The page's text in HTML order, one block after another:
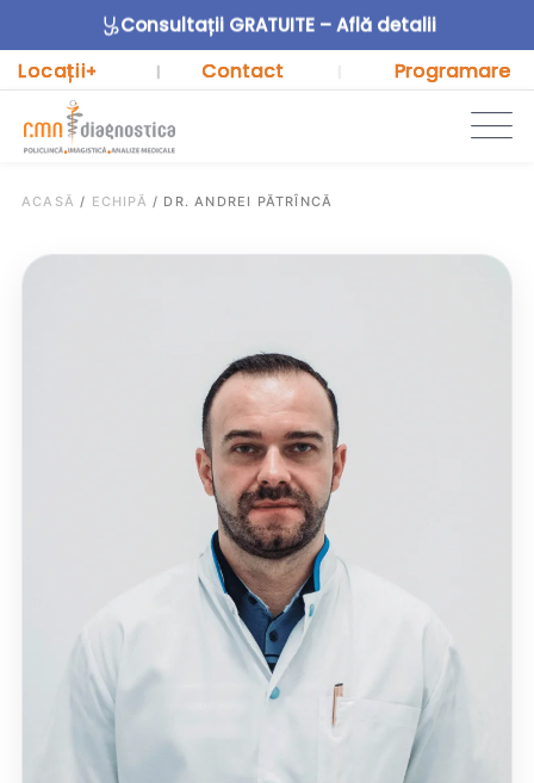
Consultații GRATUITE – Află detalii
Locații+ | Contact Programare
ACASĂ / ECHIPĂ / DR. ANDREI PĂTRÎNCĂ